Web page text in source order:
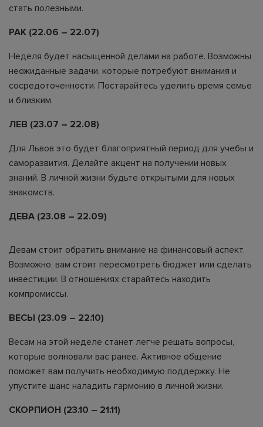
стать полезными.
РАК (22.06 – 22.07)
Неделя будет насыщенной делами на работе. Возможны
неожиданные задачи, которые потребуют внимания и
сосредоточенности. Постарайтесь уделить время семье
и близким.
ЛЕВ (23.07 – 22.08)
Для Львов это будет благоприятный период для учебы и
саморазвития. Делайте акцент на получении новых
знаний. В личной жизни будьте открытыми для новых
знакомств.
ДЕВА (23.08 – 22.09)
Девам стоит обратить внимание на финансовый аспект.
Возможно, вам стоит пересмотреть бюджет или сделать
инвестиции. В отношениях старайтесь находить
компромиссы.
ВЕСЫ (23.09 – 22.10)
Весам на этой неделе станет легче решать вопросы,
которые волновали вас ранее. Активное общение
поможет вам получить необходимую поддержку. Не
упустите шанс наладить гармонию в личной жизни.
СКОРПИОН (23.10 – 21.11)